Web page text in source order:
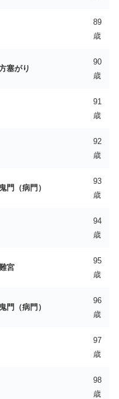
89
歳
塞がり
90
歳
91
歳
92
歳
門（病門）
93
歳
94
歳
宮
95
歳
門（病門）
96
歳
97
歳
98
歳